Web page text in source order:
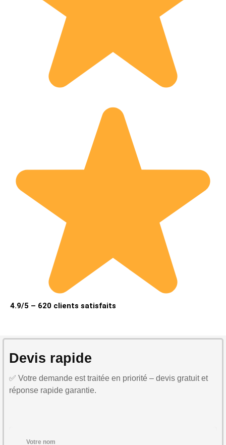
4.9/5 – 620 clients satisfaits
Devis rapide
✅ Votre demande est traitée en priorité – devis gratuit et
réponse rapide garantie.
Votre nom